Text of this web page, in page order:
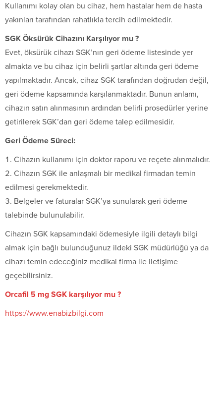
Kullanımı kolay olan bu cihaz, hem hastalar hem de hasta
yakınları tarafından rahatlıkla tercih edilmektedir.
SGK Öksürük Cihazını Karşılıyor mu ?
Evet, öksürük cihazı SGK’nın geri ödeme listesinde yer
almakta ve bu cihaz için belirli şartlar altında geri ödeme
yapılmaktadır. Ancak, cihaz SGK tarafından doğrudan değil,
geri ödeme kapsamında karşılanmaktadır. Bunun anlamı,
cihazın satın alınmasının ardından belirli prosedürler yerine
getirilerek SGK’dan geri ödeme talep edilmesidir.
Geri Ödeme Süreci:
Cihazın kullanımı için doktor raporu ve reçete alınmalıdır.
Cihazın SGK ile anlaşmalı bir medikal firmadan temin
edilmesi gerekmektedir.
Belgeler ve faturalar SGK’ya sunularak geri ödeme
talebinde bulunulabilir.
Cihazın SGK kapsamındaki ödemesiyle ilgili detaylı bilgi
almak için bağlı bulunduğunuz ildeki SGK müdürlüğü ya da
cihazı temin edeceğiniz medikal firma ile iletişime
geçebilirsiniz.
Orcafil 5 mg SGK karşılıyor mu ?
https://www.enabizbilgi.com